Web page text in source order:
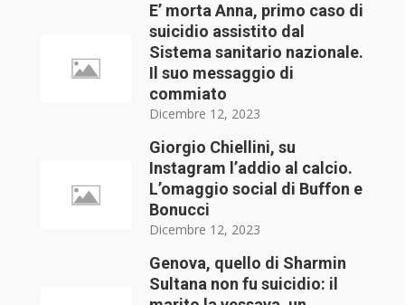
E’ morta Anna, primo caso di
suicidio assistito dal
Sistema sanitario nazionale.
Il suo messaggio di
commiato
Dicembre 12, 2023
Giorgio Chiellini, su
Instagram l’addio al calcio.
L’omaggio social di Buffon e
Bonucci
Dicembre 12, 2023
Genova, quello di Sharmin
Sultana non fu suicidio: il